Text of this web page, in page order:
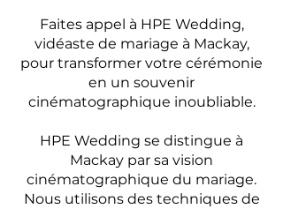
Faites appel à HPE Wedding,
vidéaste de mariage à Mackay,
pour transformer votre cérémonie
en un souvenir
cinématographique inoubliable.
HPE Wedding se distingue à
Mackay par sa vision
cinématographique du mariage.
Nous utilisons des techniques de